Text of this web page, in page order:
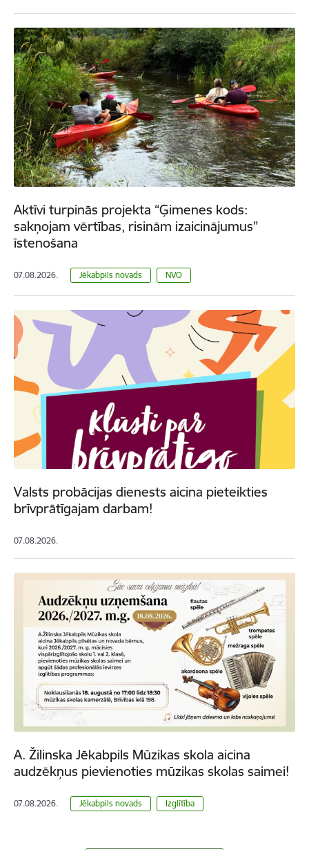
Aktīvi turpinās projekta “Ģimenes kods:
sakņojam vērtības, risinām izaicinājumus”
īstenošana
07.08.2026. Jēkabpils novads NVO
Valsts probācijas dienests aicina pieteikties
brīvprātīgajam darbam!
07.08.2026.
A. Žilinska Jēkabpils Mūzikas skola aicina
audzēkņus pievienoties mūzikas skolas saimei!
07.08.2026. Jēkabpils novads Izglītība